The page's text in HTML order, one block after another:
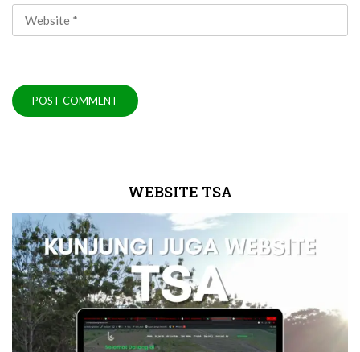
WEBSITE TSA